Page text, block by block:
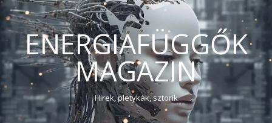
ENERGIAFÜGGŐK
MAGAZIN
Hírek, pletykák, sztorik